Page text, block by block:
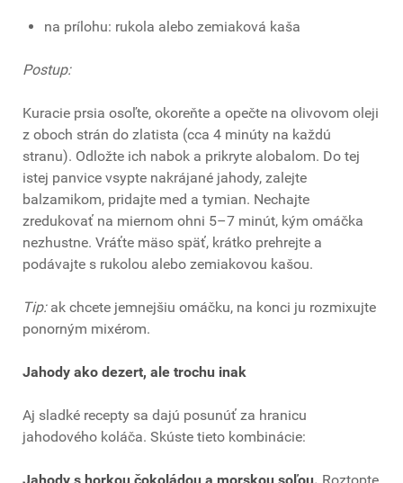
na prílohu: rukola alebo zemiaková kaša
Postup:
Kuracie prsia osoľte, okoreňte a opečte na olivovom oleji
z oboch strán do zlatista (cca 4 minúty na každú
stranu). Odložte ich nabok a prikryte alobalom. Do tej
istej panvice vsypte nakrájané jahody, zalejte
balzamikom, pridajte med a tymian. Nechajte
zredukovať na miernom ohni 5–7 minút, kým omáčka
nezhustne. Vráťte mäso späť, krátko prehrejte a
podávajte s rukolou alebo zemiakovou kašou.
Tip:ak chcete jemnejšiu omáčku, na konci ju rozmixujte
ponorným mixérom.
Jahody ako dezert, ale trochu inak
Aj sladké recepty sa dajú posunúť za hranicu
jahodového koláča. Skúste tieto kombinácie: